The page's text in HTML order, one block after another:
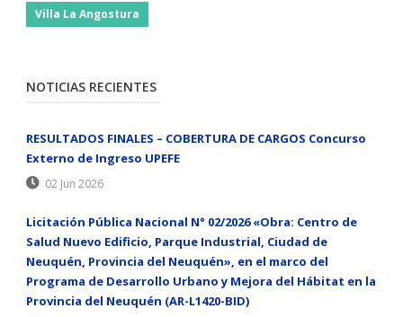
Villa La Angostura
NOTICIAS RECIENTES
RESULTADOS FINALES – COBERTURA DE CARGOS Concurso
Externo de Ingreso UPEFE
02 Jun 2026
Licitación Pública Nacional N° 02/2026 «Obra: Centro de
Salud Nuevo Edificio, Parque Industrial, Ciudad de
Neuquén, Provincia del Neuquén», en el marco del
Programa de Desarrollo Urbano y Mejora del Hábitat en la
Provincia del Neuquén (AR-L1420-BID)